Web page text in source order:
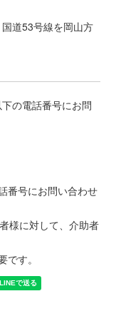
道53号線を岡山方
の電話番号にお問
番号にお問い合わせ
様に対して、介助者
す。